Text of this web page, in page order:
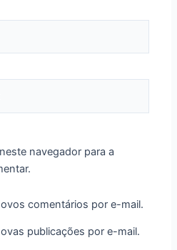
navegador para a
comentários por e-mail.
publicações por e-mail.